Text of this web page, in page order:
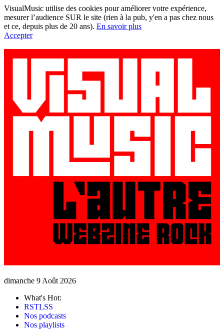
VisualMusic utilise des cookies pour améliorer votre expérience,
mesurer l’audience SUR le site (rien à la pub, y'en a pas chez nous
et ce, depuis plus de 20 ans). En savoir plus
Accepter
dimanche 9 Août 2026
What's Hot:
RSTLSS
Nos podcasts
Nos playlists